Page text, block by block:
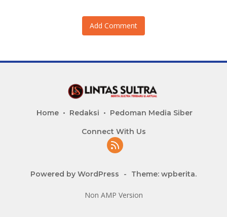
Add Comment
Home Redaksi Pedoman Media Siber
Connect With Us
Powered by WordPress - Theme: wpberita.
Non AMP Version